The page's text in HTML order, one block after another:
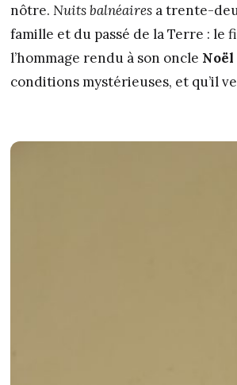
nôtre. Nuits balnéaires a trente-
famille et du passé de la Terre : le
l’hommage rendu à son oncle Noël
conditions mystérieuses, et qu’il